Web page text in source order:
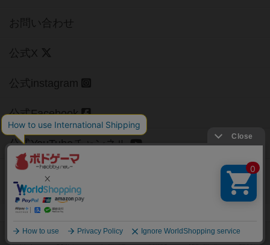
お問い合わせ
公式X
公式instagram
公式Facebook
公式YouTubeチャンネル